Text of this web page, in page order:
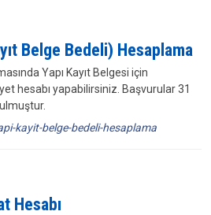
Belge Bedeli) Hesaplama
Yapı Kayıt Belgesi için
hesabı yapabilirsiniz. Başvurular 31
kayit-belge-bedeli-hesaplama
Hesabı